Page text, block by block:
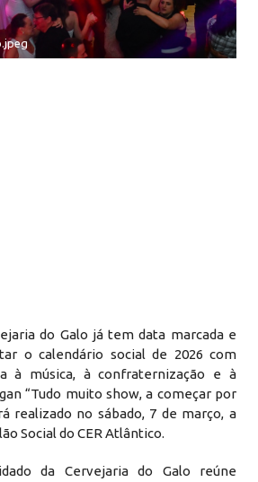
do Galo já tem data marcada e
o calendário social de 2026 com
à música, à confraternização e à
“Tudo muito show, a começar por
realizado no sábado, 7 de março, a
Social do CER Atlântico.
da Cervejaria do Galo reúne